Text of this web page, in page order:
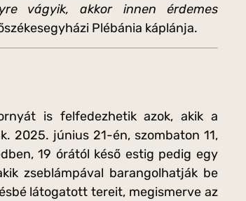
vágyik, akkor innen érdemes
Plébánia káplánja.
is felfedezhetik azok, akik a
2025. június 21-én, szombaton 11,
19 órától késő estig pedig egy
zseblámpával barangolhatják be
látogatott tereit, megismerve az